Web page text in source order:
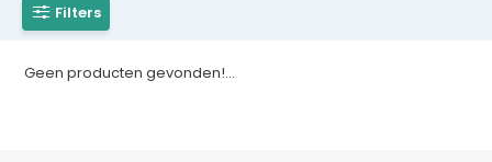
Filters
Geen producten gevonden!...